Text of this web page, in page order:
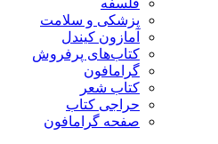
فلسفه
پزشکی و سلامت
آمازون کیندل
کتاب‌های پرفروش
گرامافون
کتاب شعر
حراجی کتاب
صفحه گرامافون